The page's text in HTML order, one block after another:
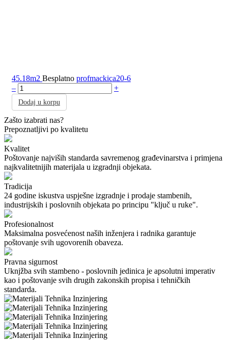
45.18m2 Besplatno profmackica20-6
–
+
Dodaj u korpu
Zašto izabrati nas?
Prepoznatljivi po kvalitetu
Kvalitet
Poštovanje najviših standarda savremenog građevinarstva i primjena
najkvalitetnijih materijala u izgradnji objekata.
Tradicija
24 godine iskustva uspješne izgradnje i prodaje stambenih,
industrijskih i poslovnih objekata po principu "ključ u ruke".
Profesionalnost
Maksimalna posvećenost naših inženjera i radnika garantuje
poštovanje svih ugovorenih obaveza.
Pravna sigurnost
Uknjžba svih stambeno - poslovnih jedinica je apsolutni imperativ
kao i poštovanje svih drugih zakonskih propisa i tehničkih
standarda.